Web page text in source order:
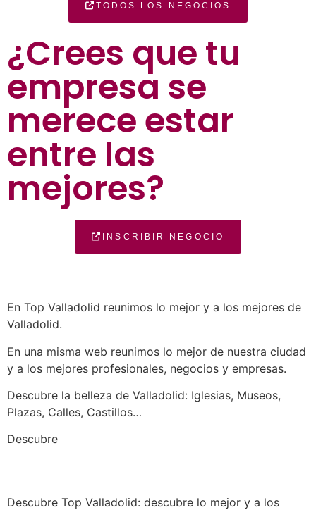
TODOS LOS NEGOCIOS
¿Crees que tu
empresa se
merece estar
entre las
mejores?
INSCRIBIR NEGOCIO
En Top Valladolid reunimos lo mejor y a los mejores de
Valladolid.
En una misma web reunimos lo mejor de nuestra ciudad
y a los mejores profesionales, negocios y empresas.
Descubre la belleza de Valladolid: Iglesias, Museos,
Plazas, Calles, Castillos…
Descubre
Descubre Top Valladolid: descubre lo mejor y a los